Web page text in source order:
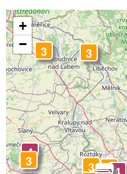
3
3
3
4
3
3
+
−